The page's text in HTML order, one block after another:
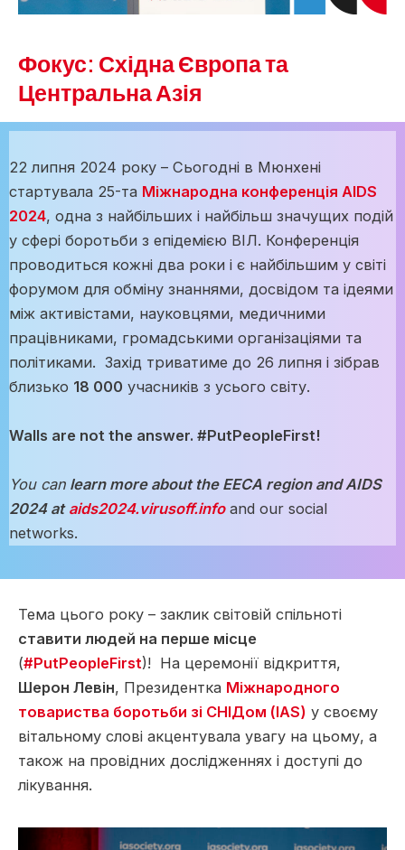
Фокус: Східна Європа та
Центральна Азія
22 липня 2024 року – Сьогодні в Мюнхені
стартувала 25-та Міжнародна конференція AIDS
2024, одна з найбільших і найбільш значущих подій
у сфері боротьби з епідемією ВІЛ. Конференція
проводиться кожні два роки і є найбільшим у світі
форумом для обміну знаннями, досвідом та ідеями
між активістами, науковцями, медичними
працівниками, громадськими організаціями та
політиками. Захід триватиме до 26 липня і зібрав
близько 18 000 учасників з усього світу.
Walls are not the answer. #PutPeopleFirst!
You can learn more about the EECA region and AIDS
2024 at aids2024.virusoff.infoand our social
networks.
Тема цього року – заклик світовій спільноті
ставити людей на перше місце
(#PutPeopleFirst)! На церемонії відкриття,
Шерон Левін, Президентка Міжнародного
товариства боротьби зі СНІДом (IAS) у своєму
вітальному слові акцентувала увагу на цьому, а
також на провідних дослідженнях і доступі до
лікування.